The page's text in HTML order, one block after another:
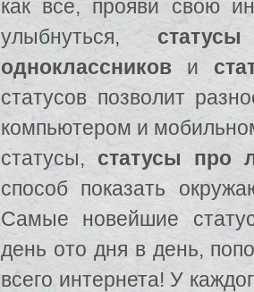
как все, прояви свою
улыбнуться,
одноклассников и
статусов позволит
компьютером и
статусы, статусы про
способ показать
Самые новейшие
день ото дня в день,
всего интернета! У